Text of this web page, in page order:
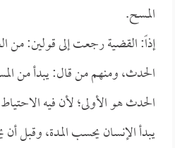
المسح.
إذاً: القضية رجعت إلى قولين: من
الحدث، ومنهم من قال: يبدأ من
الحدث هو الأولى؛ لأن فيه
يبدأ الإنسان يحسب المدة، وقبل